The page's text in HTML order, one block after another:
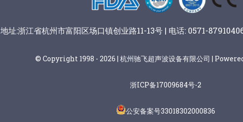
地址:浙江省杭州市富阳区场口镇创业路11-13号 | 电话: 0571-
© Copyright 1998 - 2026 | 杭州驰飞超声波设备有限公司 |
浙ICP备17009684号-2
公安备案号33018302000836